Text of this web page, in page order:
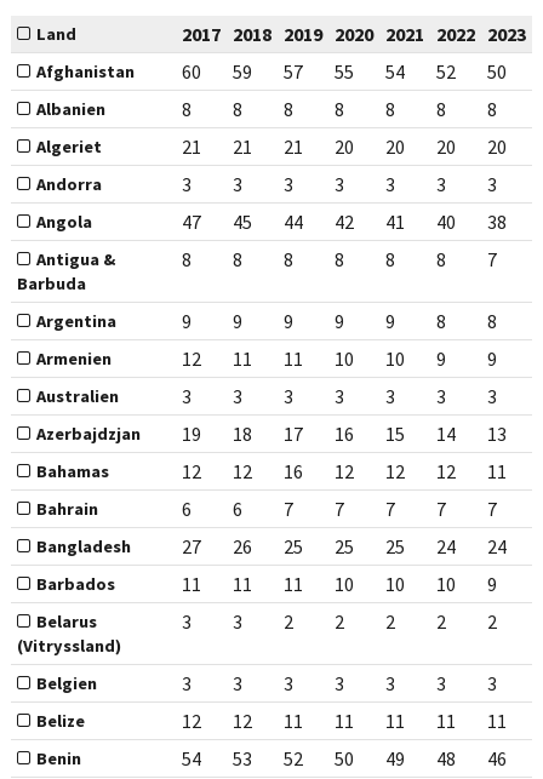
Land 2017 2018 2019 2020 2021 2022 2023
Afghanistan 60 59 57 55 54 52 50
Albanien 8 8 8 8 8 8 8
Algeriet 21 21 21 20 20 20 20
Andorra 3 3 3 3 3 3 3
Angola 47 45 44 42 41 40 38
Antigua &
Barbuda
8 8 8 8 8 8 7
Argentina 9 9 9 9 9 8 8
Armenien 12 11 11 10 10 9 9
Australien 3 3 3 3 3 3 3
Azerbajdzjan 19 18 17 16 15 14 13
Bahamas 12 12 16 12 12 12 11
Bahrain 6 6 7 7 7 7 7
Bangladesh 27 26 25 25 25 24 24
Barbados 11 11 11 10 10 10 9
Belarus
(Vitryssland)
3 3 2 2 2 2 2
Belgien 3 3 3 3 3 3 3
Belize 12 12 11 11 11 11 11
Benin 54 53 52 50 49 48 46